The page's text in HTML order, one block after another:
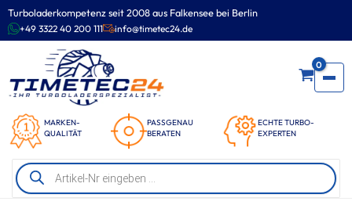
Turboladerkompetenz seit 2008 aus Falkensee bei Berlin
+49 3322 40 200 111 info@timetec24.de
MARKEN-
QUALITÄT
PASSGENAU
BERATEN
ECHTE TURBO-
EXPERTEN
0
Products
search
Zum
Inhalt
springen